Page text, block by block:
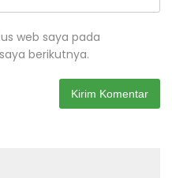
web saya pada
berikutnya.